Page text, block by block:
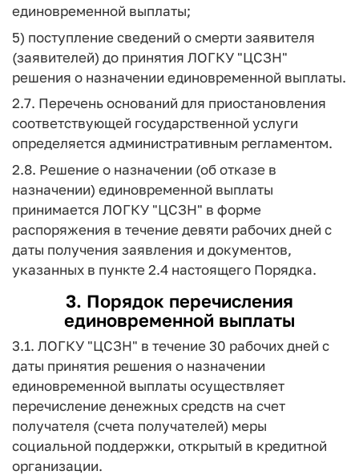
единовременной выплаты;
5) поступление сведений о смерти заявителя
(заявителей) до принятия ЛОГКУ "ЦСЗН"
решения о назначении единовременной выплаты.
2.7. Перечень оснований для приостановления
соответствующей государственной услуги
определяется административным регламентом.
2.8. Решение о назначении (об отказе в
назначении) единовременной выплаты
принимается ЛОГКУ "ЦСЗН" в форме
распоряжения в течение девяти рабочих дней с
даты получения заявления и документов,
указанных в пункте 2.4 настоящего Порядка.
3. Порядок перечисления
единовременной выплаты
3.1. ЛОГКУ "ЦСЗН" в течение 30 рабочих дней с
даты принятия решения о назначении
единовременной выплаты осуществляет
перечисление денежных средств на счет
получателя (счета получателей) меры
социальной поддержки, открытый в кредитной
организации.